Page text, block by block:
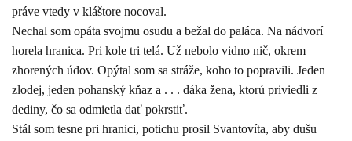
práve vtedy v kláštore nocoval.
Nechal som opáta svojmu osudu a bežal do paláca. Na nádvorí
horela hranica. Pri kole tri telá. Už nebolo vidno nič, okrem
zhorených údov. Opýtal som sa stráže, koho to popravili. Jeden
zlodej, jeden pohanský kňaz a . . . dáka žena, ktorú priviedli z
dediny, čo sa odmietla dať pokrstiť.
Stál som tesne pri hranici, potichu prosil Svantovíta, aby dušu